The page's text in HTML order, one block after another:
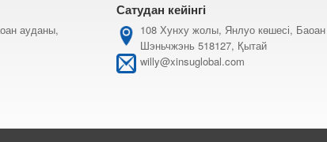
ауданы,
Сатудан кейінгі
108 Хунху жолы, Янлуо көшесі,
Шэньчжэнь 518127, Қытай
willy@xinsuglobal.com